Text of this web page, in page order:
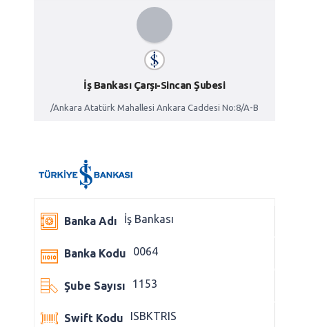
İş Bankası Çarşı-Sincan Şubesi
/Ankara Atatürk Mahallesi Ankara Caddesi No:8/A-B
Banka Adı İş Bankası
Banka Kodu 0064
Şube Sayısı 1153
Swift Kodu ISBKTRIS